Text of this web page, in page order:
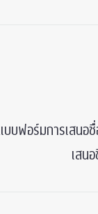
บฟอร์มการเสนอชื่
เสน